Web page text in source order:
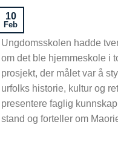
10
Feb
Ungdomsskolen hadde
om det ble hjemmeskole i
prosjekt, der målet var å
urfolks historie, kultur og
presentere faglig
stand og forteller om